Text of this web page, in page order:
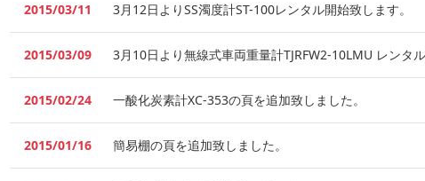
2015/03/11 3月12日よりSS濁度計ST-100レンタル開始致します。
2015/03/09 3月10日より無線式車両重量計TJRFW2-10LMU レンタ
2015/02/24 一酸化炭素計XC-353の頁を追加致しました。
2015/01/16 簡易棚の頁を追加致しました。